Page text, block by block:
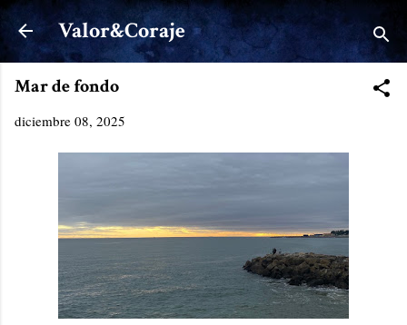
Ir al contenido principal
Valor&Coraje
Mar de fondo
diciembre 08, 2025